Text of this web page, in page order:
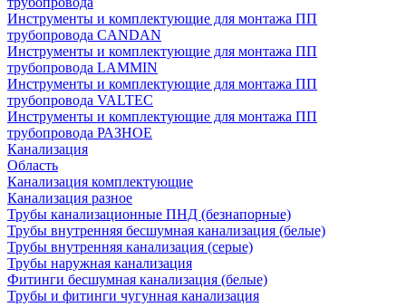
Инструменты и комплектующие для монтажа ПП
трубопровода CANDAN
Инструменты и комплектующие для монтажа ПП
трубопровода LAMMIN
Инструменты и комплектующие для монтажа ПП
трубопровода VALTEC
Инструменты и комплектующие для монтажа ПП
трубопровода РАЗНОЕ
Канализация
Область
Канализация комплектующие
Канализация разное
Трубы канализационные ПНД (безнапорные)
Трубы внутренняя бесшумная канализация (белые)
Трубы внутренняя канализация (серые)
Трубы наружная канализация
Фитинги бесшумная канализация (белые)
Трубы и фитинги чугунная канализация